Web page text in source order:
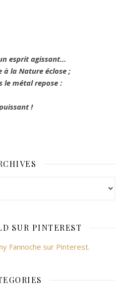
esprit agissant…
à la Nature éclose ;
le métal repose :
!
SUR PINTEREST
Fannoche sur Pinterest.